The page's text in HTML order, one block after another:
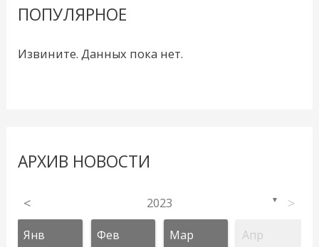
ПОПУЛЯРНОЕ
Извините. Данных пока нет.
АРХИВ НОВОСТИ
< 2023 ▼ >
Янв Фев Мар Апр